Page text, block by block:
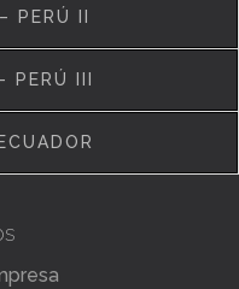
PERÚ II
PERÚ III